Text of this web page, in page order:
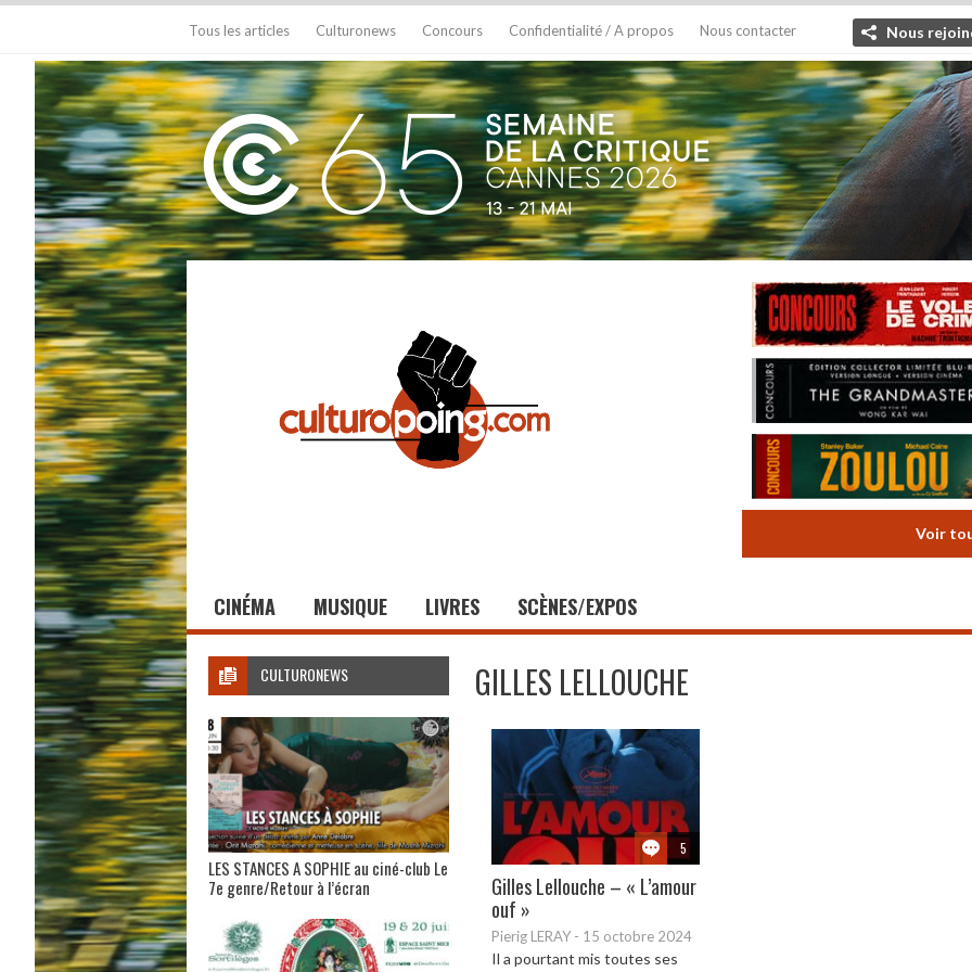
Tous les articles Culturonews Concours Confidentialité / A propos Nous contacter Nous
Voir
CINÉMA MUSIQUE LIVRES SCÈNES/EXPOS
GILLES LELLOUCHE
5
Gilles Lellouche – « L’amour
ouf »
Pierig LERAY - 15 octobre 2024
Il a pourtant mis toutes ses
CULTURONEWS
LES STANCES A SOPHIE au ciné-club Le
7e genre/Retour à l’écran